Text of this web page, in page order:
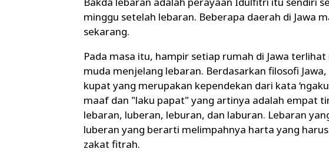
minggu setelah lebaran. Beberapa daerah di Jawa
sekarang.
Pada masa itu, hampir setiap rumah di Jawa
muda menjelang lebaran. Berdasarkan filosofi
kupat yang merupakan kependekan dari kata
maaf dan "laku papat" yang artinya adalah empat
lebaran, luberan, leburan, dan laburan. Lebaran
luberan yang berarti melimpahnya harta yang
zakat fitrah.